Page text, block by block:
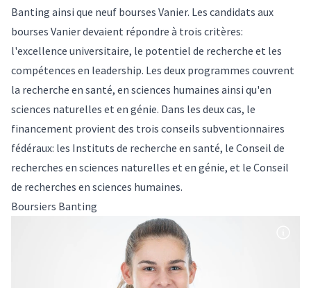
Banting ainsi que neuf bourses Vanier. Les candidats aux
bourses Vanier devaient répondre à trois critères:
l'excellence universitaire, le potentiel de recherche et les
compétences en leadership. Les deux programmes couvrent
la recherche en santé, en sciences humaines ainsi qu'en
sciences naturelles et en génie. Dans les deux cas, le
financement provient des trois conseils subventionnaires
fédéraux: les Instituts de recherche en santé, le Conseil de
recherches en sciences naturelles et en génie, et le Conseil
de recherches en sciences humaines.
Boursiers Banting